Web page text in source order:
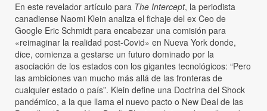
En este revelador artículo para The Intercept, la periodista
canadiense Naomi Klein analiza el fichaje del ex Ceo de
Google Eric Schmidt para encabezar una comisión para
«reimaginar la realidad post-Covid» en Nueva York donde,
dice, comienza a gestarse un futuro dominado por la
asociación de los estados con los gigantes tecnológicos: “Pero
las ambiciones van mucho más allá de las fronteras de
cualquier estado o país”. Klein define una Doctrina del Shock
pandémico, a la que llama el nuevo pacto o New Deal de las